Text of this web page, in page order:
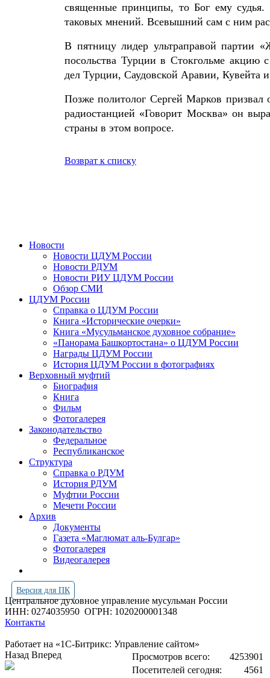
священные принципы, то Бог ему судья.
таковых мнений. Всевышний сам с ним
В пятницу лидер ультраправой партии
посольства Турции в Стокгольме акцию
дел Турции, Саудовской Аравии,
Позже политолог Сергей Марков
радиостанцией «Говорит Москва» он
страны в этом вопросе.
Возврат к списку
Новости
Новости ЦДУМ России
Новости РДУМ
Новости РИУ ЦДУМ России
Обзор СМИ
ЦДУМ России
Справка о ЦДУМ России
Книга «Исторические очерки»
Книга «Мусульманское духовное собрание»
«Панорама Башкортостана» о ЦДУМ России
Награды ЦДУМ России
История ЦДУМ России в фотографиях
Верховный муфтий
Биография
Книга
Фильм
Фотогалерея
Законодательство
Федеральное
Республиканское
Структура
Справка о РДУМ
История РДУМ
Муфтии России
Мечети России
Архив
Документы
Газета «Маглюмат аль-Булгар»
Фотогалерея
Видеогалерея
Версия для ПК
Центральное духовное управление мусульман России
ИНН: 0274035950 ОГРН: 1020200001348
Контакты
Работает на «1С-Битрикс: Управление сайтом»
Просмотров всего:
4253901
Посетителей сегодня:
4561
Назад Вперед